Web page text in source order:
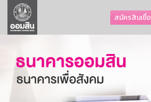
สมัครสินเชื่อ
ลูกค้าธุรกิจ
ลูกค้าผู้ประกอบรายย่อย
ออมเพื่อสุข
เกี่ยวกับธนาคาร